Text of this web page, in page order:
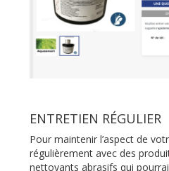
ENTRETIEN RÉGULIER
Pour maintenir l’aspect de
régulièrement avec des
nettoyants abrasifs qui